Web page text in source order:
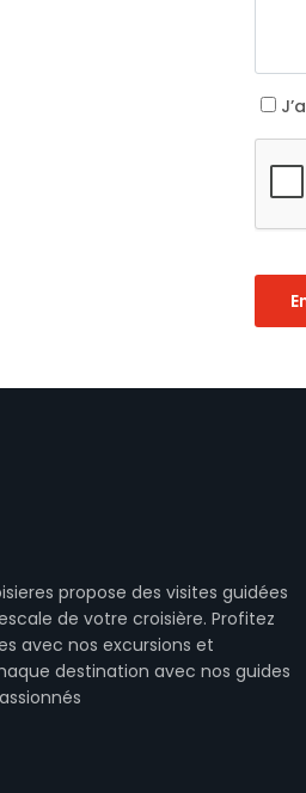
propose des visites guidées
de votre croisière. Profitez
avec nos excursions et
destination avec nos guides